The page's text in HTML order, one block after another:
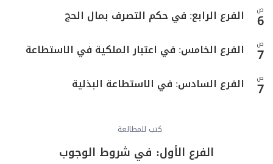
كتب للمطالعة
الفرع الأول: في شروط الوجوب
ص
6 الفرع الرابع: في حكم التصرف بمال الحج
ص
7 الفرع الخامس: في اعتبار الملكية في الاستطاعة
ص
7 الفرع السادس: في الاستطاعة البذلية